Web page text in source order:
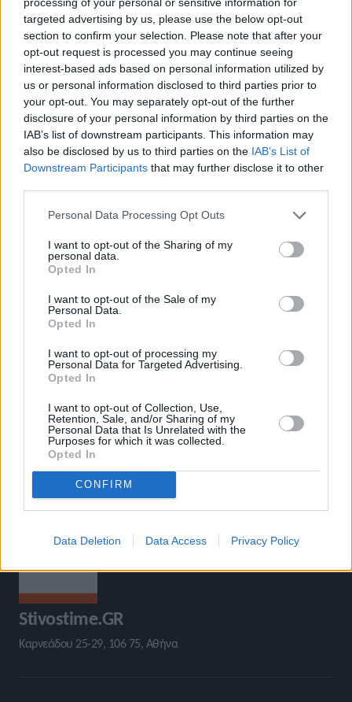
targeted advertising by us, please use the below opt-out
section to confirm your selection. Please note that after your
opt-out request is processed you may continue seeing
interest-based ads based on personal information utilized by
us or personal information disclosed to third parties prior to
your opt-out. You may separately opt-out of the further
disclosure of your personal information by third parties on the
IAB’s list of downstream participants. This information may
also be disclosed by us to third parties on the IAB’s List of
Downstream Participants that may further disclose it to other
Personal Data Processing Opt Outs
I want to opt-out of the Sharing of my
personal data.
Opted In
I want to opt-out of the Sale of my
Personal Data.
Opted In
I want to opt-out of processing my
Personal Data for Targeted Advertising.
Opted In
I want to opt-out of Collection, Use,
Retention, Sale, and/or Sharing of my
Personal Data that Is Unrelated with the
Purposes for which it was collected.
Opted In
CONFIRM
Data Deletion Data Access Privacy Policy
Ολυμπιακό και τον στίβο, με ρεπορτάζ και αναλύσεις από
πρώτο χέρι που προσφέρουν γνώση και έμπνευση.
★★★
Παγκόσμιο Κ20: Επέστρεψε
από το Κάλι η Εθνική ομάδα – Τι
είπαν οι αθλητές
Ο Μίλτος Τεντόγλου απόψε στο
Diamond League στο Μονακό.
τον τελικό!
Stivostime.GR
Καρνεάδου 25-29, 106 75, Αθήνα